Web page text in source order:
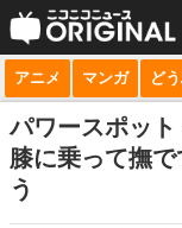
サービス一覧
niconico
動画
生放送
アニメ マンガ ど
パワースポット
膝に乗って撫
う